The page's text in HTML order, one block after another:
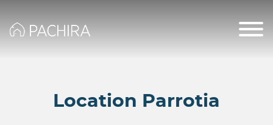
Location Parrotia